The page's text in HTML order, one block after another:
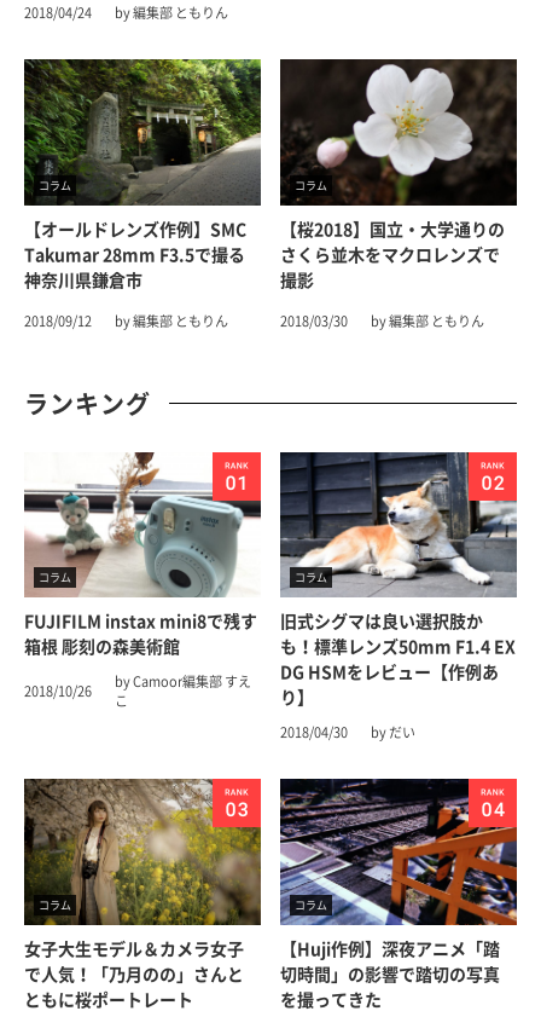
2018/04/24 by 編集部 ともりん
コラム
【オールドレンズ作例】SMC
Takumar 28mm F3.5で撮る
神奈川県鎌倉市
2018/09/12 by 編集部 ともりん
コラム
【桜2018】国立・大学通りの
さくら並木をマクロレンズで
撮影
2018/03/30 by 編集部 ともりん
ランキング
コラム
FUJIFILM instax mini8で残す
箱根 彫刻の森美術館
2018/10/26
by Camoor編集部 すえ
こ
コラム
旧式シグマは良い選択肢か
も！標準レンズ50mm F1.4 EX
DG HSMをレビュー【作例あ
り】
2018/04/30 by だい
コラム
女子大生モデル＆カメラ女子
で人気！「乃月のの」さんと
ともに桜ポートレート
コラム
【Huji作例】深夜アニメ「踏
切時間」の影響で踏切の写真
を撮ってきた